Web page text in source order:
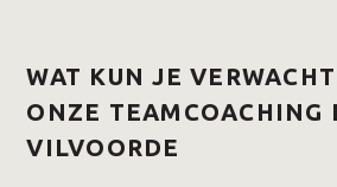
WAT KUN JE
ONZE TEAMCOACHING
VILVOORDE